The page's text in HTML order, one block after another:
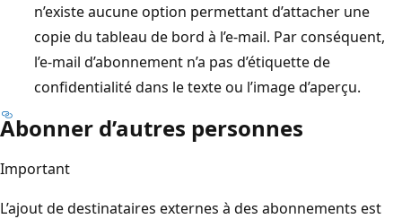
n’existe aucune option permettant d’attacher une
copie du tableau de bord à l’e-mail. Par conséquent,
l’e-mail d’abonnement n’a pas d’étiquette de
confidentialité dans le texte ou l’image d’aperçu.
Abonner d’autres personnes
Important
L’ajout de destinataires externes à des abonnements est